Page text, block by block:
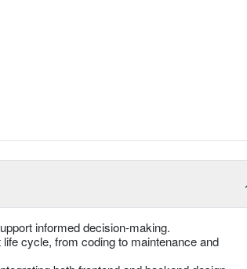
informed decision-making.
cycle, from coding to maintenance and